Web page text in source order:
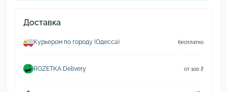
Доставка
Курьером по городу (Одесса) бесплатно
ROZETKA Delivery от 100 ₴